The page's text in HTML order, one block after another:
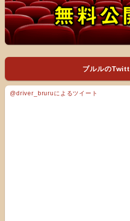
ブルルの
@driver_bruruによるツイート